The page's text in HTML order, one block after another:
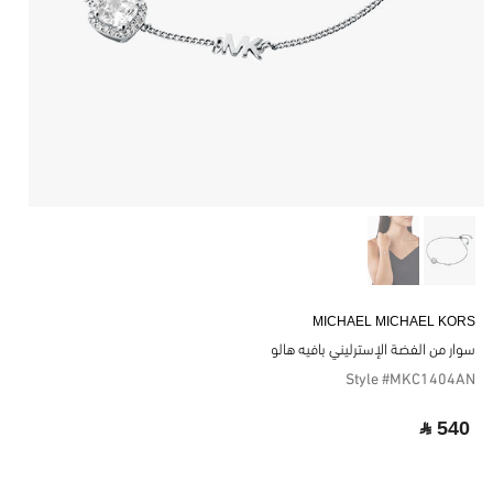
MICHAEL MICHAEL KORS
سوار من الفضة الإسترليني بافيه هالو
Style #MKC1404AN
‎ ⃁ 540 ‎